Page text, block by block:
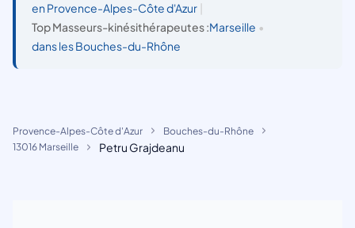
en Provence-Alpes-Côte d'Azur
Top Masseurs-kinésithérapeutes :Marseille •
dans les Bouches-du-Rhône
Provence-Alpes-Côte d'Azur
Bouches-du-Rhône
13016 Marseille
Petru Grajdeanu